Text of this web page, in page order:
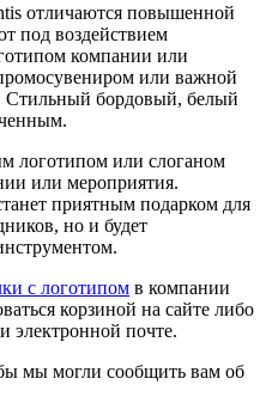
отличаются повышенной
под воздействием
компании или
или важной
Стильный бордовый, белый
логотипом или слоганом
или мероприятия.
приятным подарком для
но и будет
с логотипом в компании
корзиной на сайте либо
электронной почте.
мы могли сообщить вам об